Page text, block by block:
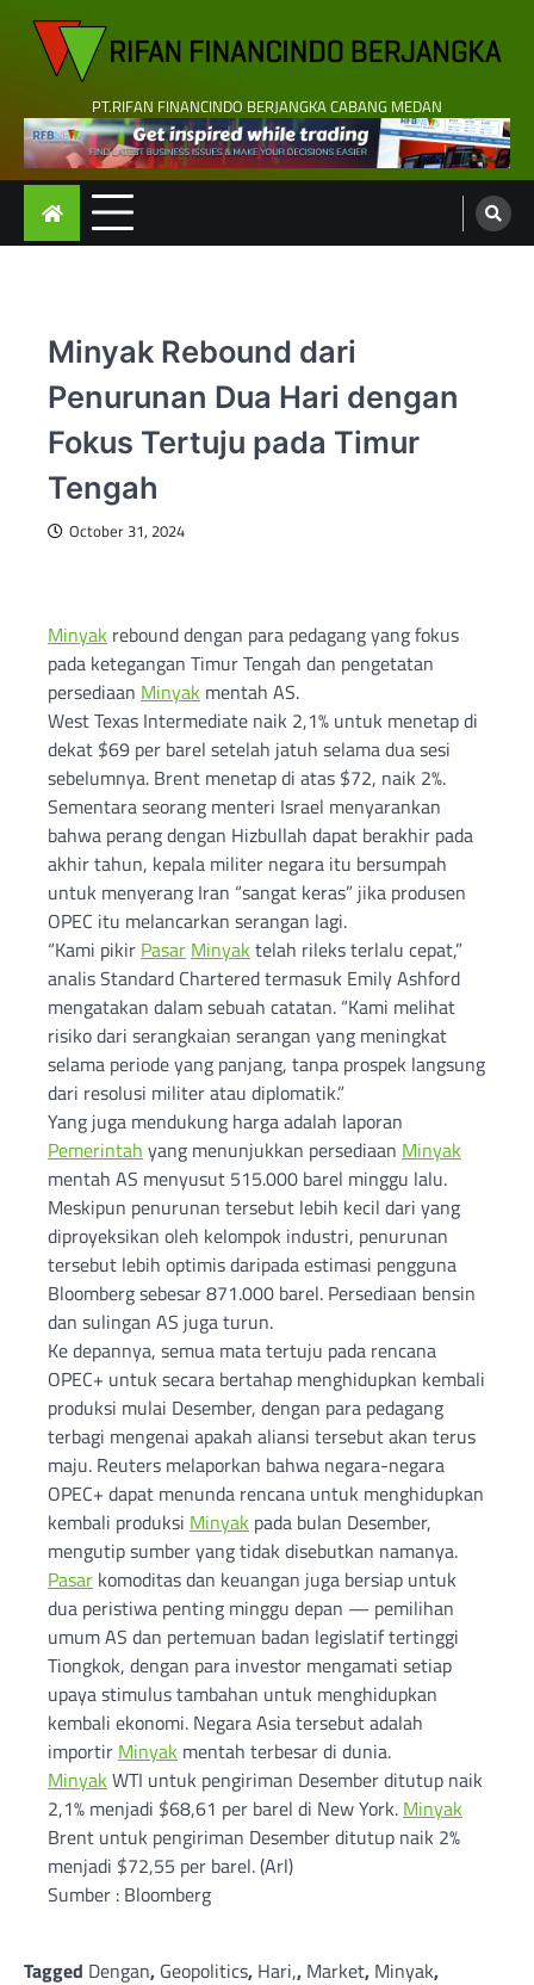
content
PT.RIFAN FINANCINDO BERJANGKA CABANG MEDAN
Minyak Rebound dari
Penurunan Dua Hari dengan
Fokus Tertuju pada Timur
Tengah
October 31, 2024
Minyak rebound dengan para pedagang yang fokus
pada ketegangan Timur Tengah dan pengetatan
persediaan Minyak mentah AS.
West Texas Intermediate naik 2,1% untuk menetap di
dekat $69 per barel setelah jatuh selama dua sesi
sebelumnya. Brent menetap di atas $72, naik 2%.
Sementara seorang menteri Israel menyarankan
bahwa perang dengan Hizbullah dapat berakhir pada
akhir tahun, kepala militer negara itu bersumpah
untuk menyerang Iran “sangat keras” jika produsen
OPEC itu melancarkan serangan lagi.
“Kami pikir Pasar Minyak telah rileks terlalu cepat,”
analis Standard Chartered termasuk Emily Ashford
mengatakan dalam sebuah catatan. “Kami melihat
risiko dari serangkaian serangan yang meningkat
selama periode yang panjang, tanpa prospek langsung
dari resolusi militer atau diplomatik.”
Yang juga mendukung harga adalah laporan
Pemerintah yang menunjukkan persediaan Minyak
mentah AS menyusut 515.000 barel minggu lalu.
Meskipun penurunan tersebut lebih kecil dari yang
diproyeksikan oleh kelompok industri, penurunan
tersebut lebih optimis daripada estimasi pengguna
Bloomberg sebesar 871.000 barel. Persediaan bensin
dan sulingan AS juga turun.
Ke depannya, semua mata tertuju pada rencana
OPEC+ untuk secara bertahap menghidupkan kembali
produksi mulai Desember, dengan para pedagang
terbagi mengenai apakah aliansi tersebut akan terus
maju. Reuters melaporkan bahwa negara-negara
OPEC+ dapat menunda rencana untuk menghidupkan
kembali produksi Minyak pada bulan Desember,
mengutip sumber yang tidak disebutkan namanya.
Pasar komoditas dan keuangan juga bersiap untuk
dua peristiwa penting minggu depan — pemilihan
umum AS dan pertemuan badan legislatif tertinggi
Tiongkok, dengan para investor mengamati setiap
upaya stimulus tambahan untuk menghidupkan
kembali ekonomi. Negara Asia tersebut adalah
importir Minyak mentah terbesar di dunia.
Minyak WTI untuk pengiriman Desember ditutup naik
2,1% menjadi $68,61 per barel di New York. Minyak
Brent untuk pengiriman Desember ditutup naik 2%
menjadi $72,55 per barel. (Arl)
Sumber : Bloomberg
Tagged Dengan, Geopolitics, Hari,, Market, Minyak,